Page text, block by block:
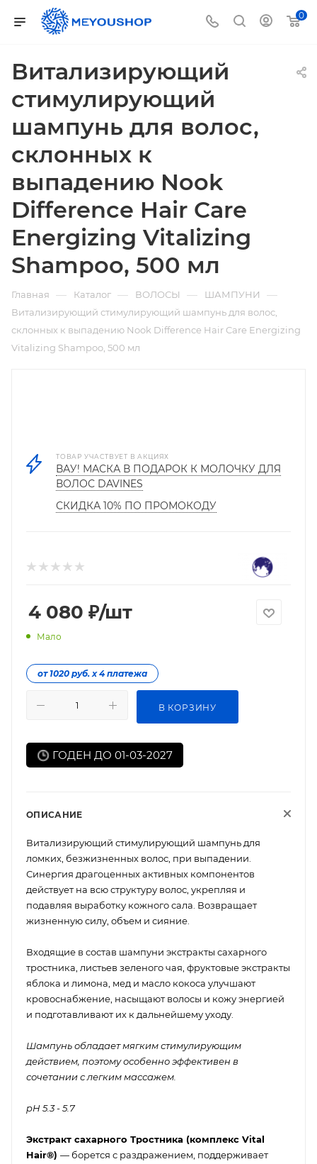
0
Витализирующий
стимулирующий
шампунь для волос,
склонных к
выпадению Nook
Difference Hair Care
Energizing Vitalizing
Shampoo, 500 мл
Главная — Каталог — ВОЛОСЫ — ШАМПУНИ —
Витализирующий стимулирующий шампунь для волос,
склонных к выпадению Nook Difference Hair Care Energizing
Vitalizing Shampoo, 500 мл
ТОВАР УЧАСТВУЕТ В АКЦИЯХ
ВАУ! МАСКА В ПОДАРОК К МОЛОЧКУ ДЛЯ
ВОЛОС DAVINES
СКИДКА 10% ПО ПРОМОКОДУ
4 080 ₽/шт
Мало
от 1020 руб. х 4 платежа
В КОРЗИНУ
ГОДЕН ДО 01-03-2027
ОПИСАНИЕ
Витализирующий стимулирующий шампунь для
ломких, безжизненных волос, при выпадении.
Синергия драгоценных активных компонентов
действует на всю структуру волос, укрепляя и
подавляя выработку кожного сала. Возвращает
жизненную силу, объем и сияние.
Входящие в состав шампуни экстракты сахарного
тростника, листьев зеленого чая, фруктовые экстракты
яблока и лимона, мед и масло кокоса улучшают
кровоснабжение, насыщают волосы и кожу энергией
и подготавливают их к дальнейшему уходу.
Шампунь обладает мягким стимулирующим
действием, поэтому особенно эффективен в
сочетании с легким массажем.
pH 5.3 - 5.7
Экстракт сахарного Тростника (комплекс Vital
Hair®) — борется с раздражением, поддерживает